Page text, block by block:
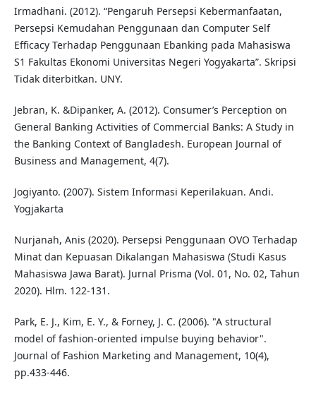
Irmadhani. (2012). “Pengaruh Persepsi Kebermanfaatan,
Persepsi Kemudahan Penggunaan dan Computer Self
Efficacy Terhadap Penggunaan Ebanking pada Mahasiswa
S1 Fakultas Ekonomi Universitas Negeri Yogyakarta”. Skripsi
Tidak diterbitkan. UNY.
Jebran, K. &Dipanker, A. (2012). Consumer’s Perception on
General Banking Activities of Commercial Banks: A Study in
the Banking Context of Bangladesh. European Journal of
Business and Management, 4(7).
Jogiyanto. (2007). Sistem Informasi Keperilakuan. Andi.
Yogjakarta
Nurjanah, Anis (2020). Persepsi Penggunaan OVO Terhadap
Minat dan Kepuasan Dikalangan Mahasiswa (Studi Kasus
Mahasiswa Jawa Barat). Jurnal Prisma (Vol. 01, No. 02, Tahun
2020). Hlm. 122-131.
Park, E. J., Kim, E. Y., & Forney, J. C. (2006). "A structural
model of fashion-oriented impulse buying behavior".
Journal of Fashion Marketing and Management, 10(4),
pp.433-446.